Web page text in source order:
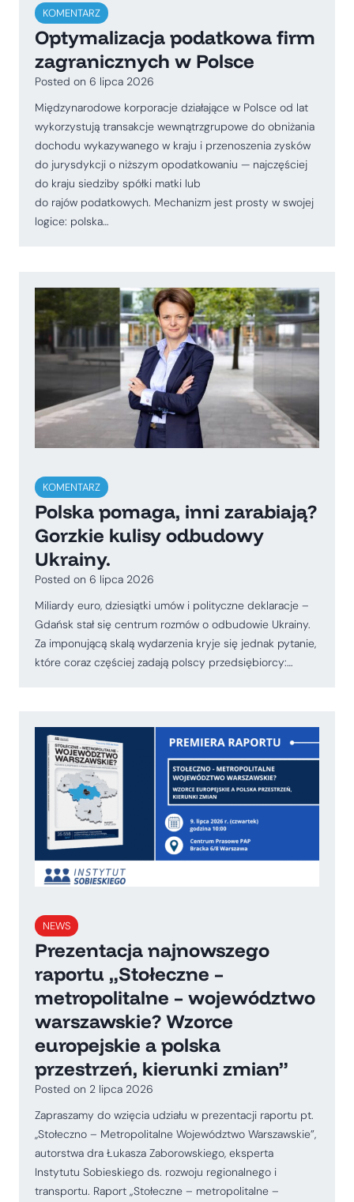
KOMENTARZ
Optymalizacja podatkowa firm
zagranicznych w Polsce
Posted on 6 lipca 2026
Międzynarodowe korporacje działające w Polsce od lat
wykorzystują transakcje wewnątrzgrupowe do obniżania
dochodu wykazywanego w kraju i przenoszenia zysków
do jurysdykcji o niższym opodatkowaniu — najczęściej
do kraju siedziby spółki matki lub
do rajów podatkowych. Mechanizm jest prosty w swojej
logice: polska…
KOMENTARZ
Polska pomaga, inni zarabiają?
Gorzkie kulisy odbudowy
Ukrainy.
Posted on 6 lipca 2026
Miliardy euro, dziesiątki umów i polityczne deklaracje –
Gdańsk stał się centrum rozmów o odbudowie Ukrainy.
Za imponującą skalą wydarzenia kryje się jednak pytanie,
które coraz częściej zadają polscy przedsiębiorcy:…
NEWS
Prezentacja najnowszego
raportu „Stołeczne –
metropolitalne – województwo
warszawskie? Wzorce
europejskie a polska
przestrzeń, kierunki zmian”
Posted on 2 lipca 2026
Zapraszamy do wzięcia udziału w prezentacji raportu pt.
,,Stołeczno – Metropolitalne Województwo Warszawskie”,
autorstwa dra Łukasza Zaborowskiego, eksperta
Instytutu Sobieskiego ds. rozwoju regionalnego i
transportu. Raport „Stołeczne – metropolitalne –